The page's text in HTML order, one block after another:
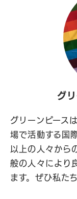
グ
グリーンピース
場で活動する国
以上の人々から
般の人々により
ます。ぜひ私た